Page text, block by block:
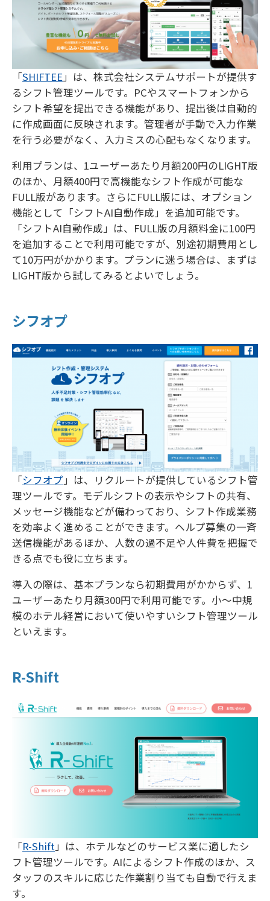
「SHIFTEE」は、株式会社システムサポートが提供す
るシフト管理ツールです。PCやスマートフォンから
シフト希望を提出できる機能があり、提出後は自動的
に作成画面に反映されます。管理者が手動で入力作業
を行う必要がなく、入力ミスの心配もなくなります。
利用プランは、1ユーザーあたり月額200円のLIGHT版
のほか、月額400円で高機能なシフト作成が可能な
FULL版があります。さらにFULL版には、オプション
機能として「シフトAI自動作成」を追加可能です。
「シフトAI自動作成」は、FULL版の月額料金に100円
を追加することで利用可能ですが、別途初期費用とし
て10万円がかかります。プランに迷う場合は、まずは
LIGHT版から試してみるとよいでしょう。
シフオプ
「シフオプ」は、リクルートが提供しているシフト管
理ツールです。モデルシフトの表示やシフトの共有、
メッセージ機能などが備わっており、シフト作成業務
を効率よく進めることができます。ヘルプ募集の一斉
送信機能があるほか、人数の過不足や人件費を把握で
きる点でも役に立ちます。
導入の際は、基本プランなら初期費用がかからず、1
ユーザーあたり月額300円で利用可能です。小～中規
模のホテル経営において使いやすいシフト管理ツール
といえます。
R-Shift
「R-Shift 」は、ホテルなどのサービス業に適したシ
フト管理ツールです。AIによるシフト作成のほか、ス
タッフのスキルに応じた作業割り当ても自動で行えま
す。